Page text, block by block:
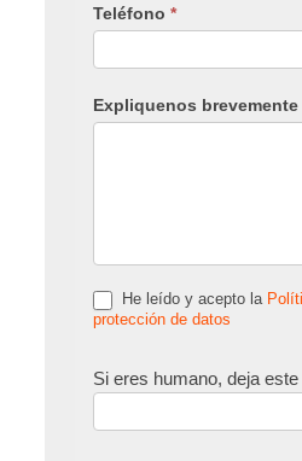
Teléfono*
Expliquenos
He leído y acepto la
protección de datos
Si eres humano, deja